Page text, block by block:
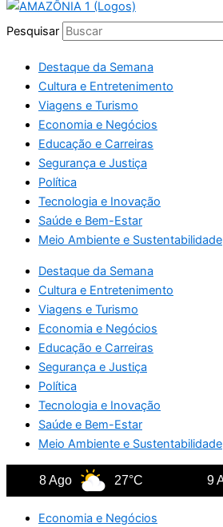
Pesquisar
Destaque da Semana
Cultura e Entretenimento
Viagens e Turismo
Economia e Negócios
Educação e Carreiras
Segurança e Justiça
Política
Tecnologia e Inovação
Saúde e Bem-Estar
Meio Ambiente e Sustentabilidade
Destaque da Semana
Cultura e Entretenimento
Viagens e Turismo
Economia e Negócios
Educação e Carreiras
Segurança e Justiça
Política
Tecnologia e Inovação
Saúde e Bem-Estar
Meio Ambiente e Sustentabilidade
8 Ago 27°C 9 Ago
Economia e Negócios